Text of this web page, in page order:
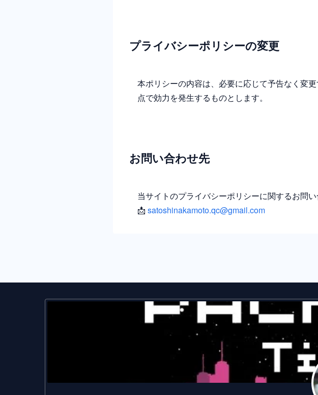
プライバシーポリシーの変更
本ポリシーの内容は、必要に応じて予告なく変
点で効力を発生するものとします。
お問い合わせ先
当サイトのプライバシーポリシーに関するお問
📩 satoshinakamoto.qc@gmail.com